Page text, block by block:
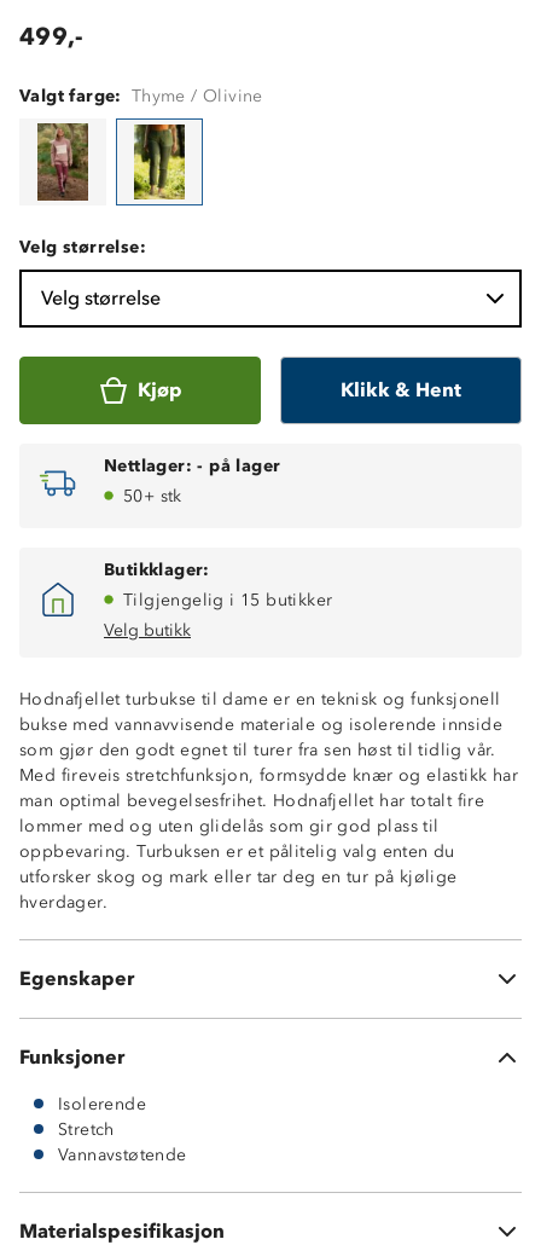
499,-
Valgt farge: Thyme / Olivine
Velg størrelse:
Velg størrelse
Kjøp Klikk & Hent
Nettlager: - på lager
50+ stk
Butikklager:
Tilgjengelig i 15 butikker
Velg butikk
Hodnafjellet turbukse til dame er en teknisk og funksjonell
bukse med vannavvisende materiale og isolerende innside
som gjør den godt egnet til turer fra sen høst til tidlig vår.
Med fireveis stretchfunksjon, formsydde knær og elastikk har
man optimal bevegelsesfrihet. Hodnafjellet har totalt fire
lommer med og uten glidelås som gir god plass til
oppbevaring. Turbuksen er et pålitelig valg enten du
utforsker skog og mark eller tar deg en tur på kjølige
hverdager.
Egenskaper
Isolerende børstet innside
4-veisstretch
Vannavvisende
2 stikklommer i sidene
2 lårlommer med glidelås
Formsydde knær
Rette ben uten justering
Elastisk linning
Normal passform
Funksjoner
Isolerende
Stretch
Vannavstøtende
Materialspesifikasjon
92 % polyester 8 % elastan